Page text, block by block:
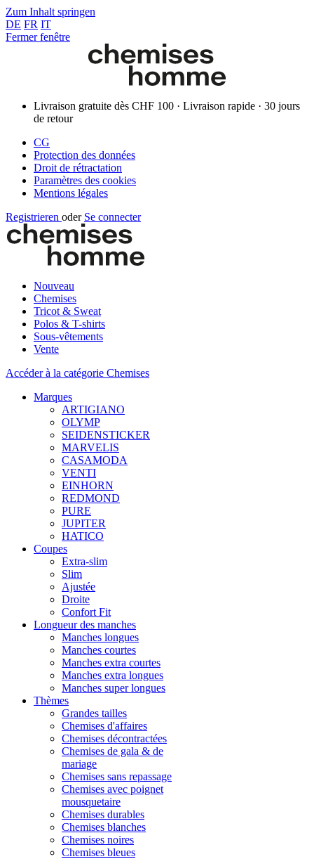
Zum Inhalt springen
DE FR IT
Fermer fenêtre
Livraison gratuite dès CHF 100 · Livraison rapide · 30 jours
de retour
CG
Protection des données
Droit de rétractation
Paramètres des cookies
Mentions légales
Registrieren oder Se connecter
Nouveau
Chemises
Tricot & Sweat
Polos & T-shirts
Sous-vêtements
Vente
Accéder à la catégorie Chemises
Marques
ARTIGIANO
OLYMP
SEIDENSTICKER
MARVELIS
CASAMODA
VENTI
EINHORN
REDMOND
PURE
JUPITER
HATICO
Coupes
Extra-slim
Slim
Ajustée
Droite
Confort Fit
Longueur des manches
Manches longues
Manches courtes
Manches extra courtes
Manches extra longues
Manches super longues
Thèmes
Grandes tailles
Chemises d'affaires
Chemises décontractées
Chemises de gala & de
mariage
Chemises sans repassage
Chemises avec poignet
mousquetaire
Chemises durables
Chemises blanches
Chemises noires
Chemises bleues